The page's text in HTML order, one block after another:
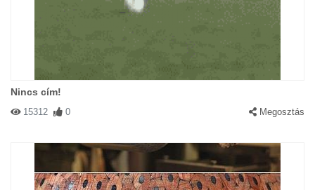
Nincs cím!
15312 0 Megosztás